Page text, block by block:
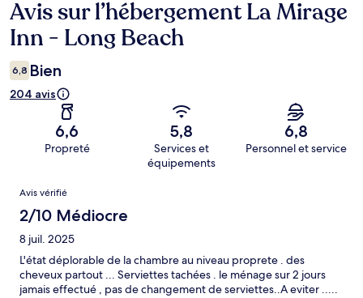
Avis
Avis sur l’hébergement La Mirage
Inn - Long Beach
6,8 Bien
204 avis
6,6
Propreté
5,8
Services et
équipements
6,8
Personnel et service
Avis
Avis vérifié
2/10 Médiocre
8 juil. 2025
L'état déplorable de la chambre au niveau proprete . des
cheveux partout ... Serviettes tachées . le ménage sur 2 jours
jamais effectué , pas de changement de serviettes..A eviter .....